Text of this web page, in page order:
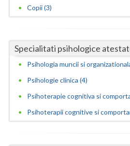
Copii (3)
Specialitati psihologice
Psihologia muncii si
Psihologie clinica (4)
Psihoterapie cognitiva si
Psihoterapii cognitive si